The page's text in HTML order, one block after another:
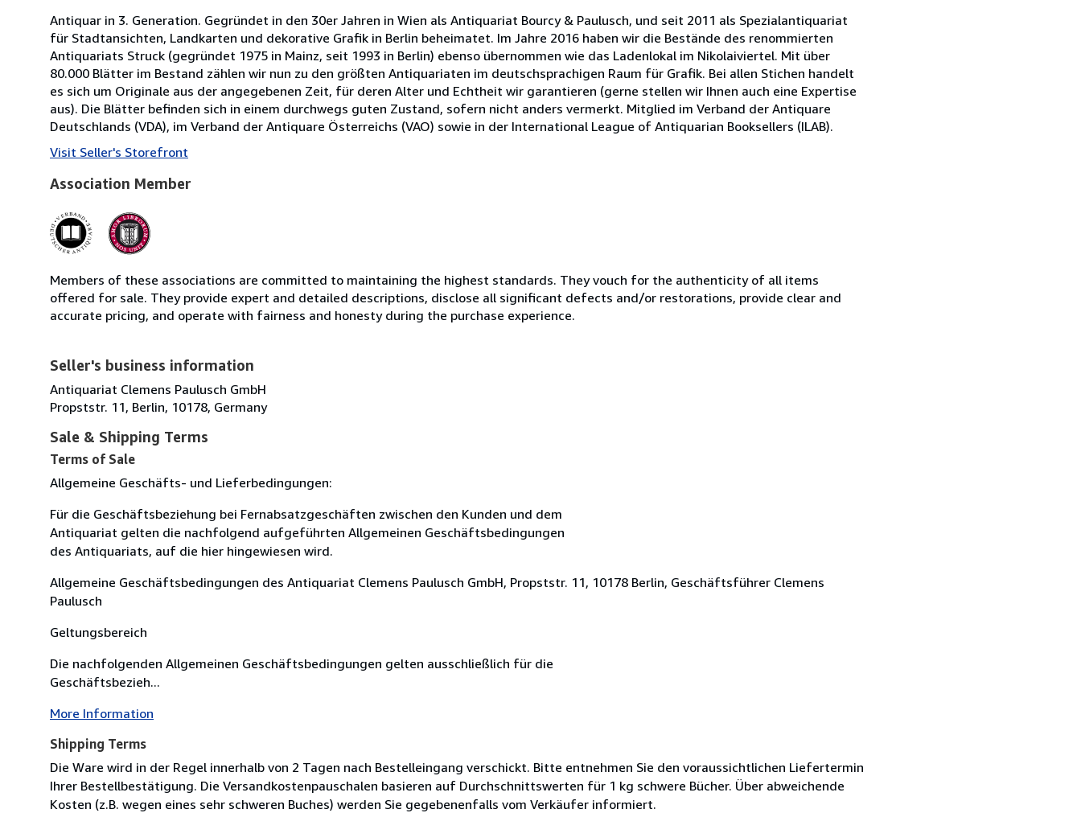
Antiquar in 3. Generation. Gegründet in den 30er Jahren in Wien als Antiquariat Bourcy & Paulusch, und seit 2011 als Spezialantiquariat
für Stadtansichten, Landkarten und dekorative Grafik in Berlin beheimatet. Im Jahre 2016 haben wir die Bestände des renommierten
Antiquariats Struck (gegründet 1975 in Mainz, seit 1993 in Berlin) ebenso übernommen wie das Ladenlokal im Nikolaiviertel. Mit über
80.000 Blätter im Bestand zählen wir nun zu den größten Antiquariaten im deutschsprachigen Raum für Grafik. Bei allen Stichen handelt
es sich um Originale aus der angegebenen Zeit, für deren Alter und Echtheit wir garantieren (gerne stellen wir Ihnen auch eine Expertise
aus). Die Blätter befinden sich in einem durchwegs guten Zustand, sofern nicht anders vermerkt. Mitglied im Verband der Antiquare
Deutschlands (VDA), im Verband der Antiquare Österreichs (VAO) sowie in der International League of Antiquarian Booksellers (ILAB).
Visit Seller's Storefront
Association Member
Members of these associations are committed to maintaining the highest standards. They vouch for the authenticity of all items
offered for sale. They provide expert and detailed descriptions, disclose all significant defects and/or restorations, provide clear and
accurate pricing, and operate with fairness and honesty during the purchase experience.
Seller's business information
Antiquariat Clemens Paulusch GmbH
Propststr. 11, Berlin, 10178, Germany
Sale & Shipping Terms
Terms of Sale
Allgemeine Geschäfts- und Lieferbedingungen:
Für die Geschäftsbeziehung bei Fernabsatzgeschäften zwischen den Kunden und dem
Antiquariat gelten die nachfolgend aufgeführten Allgemeinen Geschäftsbedingungen
des Antiquariats, auf die hier hingewiesen wird.
Allgemeine Geschäftsbedingungen des Antiquariat Clemens Paulusch GmbH, Propststr. 11, 10178 Berlin, Geschäftsführer Clemens
Paulusch
Geltungsbereich
Die nachfolgenden Allgemeinen Geschäftsbedingungen gelten ausschließlich für die
Geschäftsbezieh...
More Information
Shipping Terms
Die Ware wird in der Regel innerhalb von 2 Tagen nach Bestelleingang verschickt. Bitte entnehmen Sie den voraussichtlichen Liefertermin
Ihrer Bestellbestätigung. Die Versandkostenpauschalen basieren auf Durchschnittswerten für 1 kg schwere Bücher. Über abweichende
Kosten (z.B. wegen eines sehr schweren Buches) werden Sie gegebenenfalls vom Verkäufer informiert.